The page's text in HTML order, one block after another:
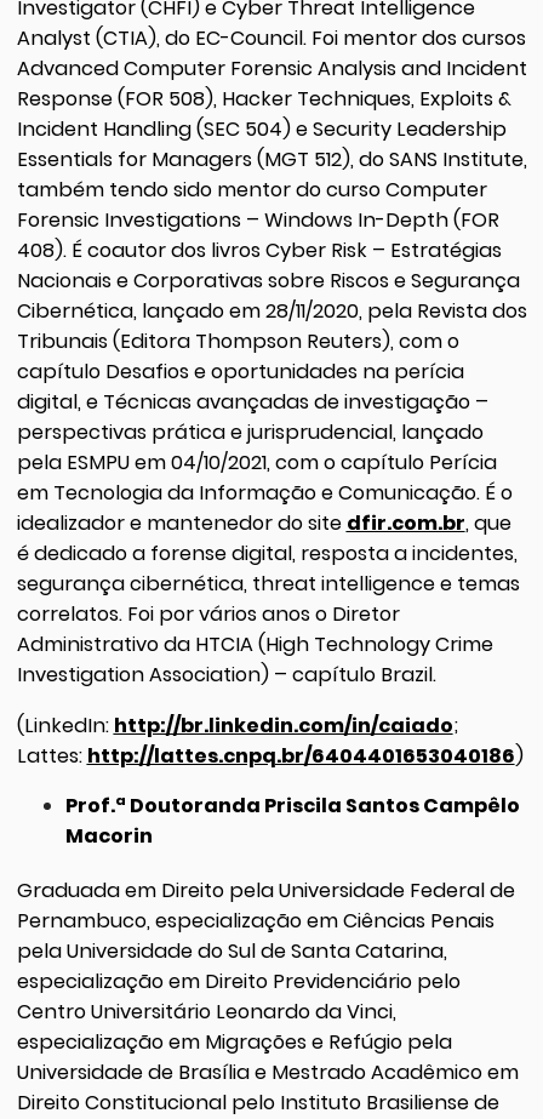
Investigator (CHFI) e Cyber Threat Intelligence
Analyst (CTIA), do EC-Council. Foi mentor dos cursos
Advanced Computer Forensic Analysis and Incident
Response (FOR 508), Hacker Techniques, Exploits &
Incident Handling (SEC 504) e Security Leadership
Essentials for Managers (MGT 512), do SANS Institute,
também tendo sido mentor do curso Computer
Forensic Investigations – Windows In-Depth (FOR
408). É coautor dos livros Cyber Risk – Estratégias
Nacionais e Corporativas sobre Riscos e Segurança
Cibernética, lançado em 28/11/2020, pela Revista dos
Tribunais (Editora Thompson Reuters), com o
capítulo Desafios e oportunidades na perícia
digital, e Técnicas avançadas de investigação –
perspectivas prática e jurisprudencial, lançado
pela ESMPU em 04/10/2021, com o capítulo Perícia
em Tecnologia da Informação e Comunicação. É o
idealizador e mantenedor do site dfir.com.br, que
é dedicado a forense digital, resposta a incidentes,
segurança cibernética, threat intelligence e temas
correlatos. Foi por vários anos o Diretor
Administrativo da HTCIA (High Technology Crime
Investigation Association) – capítulo Brazil.
(LinkedIn: http://br.linkedin.com/in/caiado;
Lattes: http://lattes.cnpq.br/6404401653040186)
Prof.ª Doutoranda Priscila Santos Campêlo
Macorin
Graduada em Direito pela Universidade Federal de
Pernambuco, especialização em Ciências Penais
pela Universidade do Sul de Santa Catarina,
especialização em Direito Previdenciário pelo
Centro Universitário Leonardo da Vinci,
especialização em Migrações e Refúgio pela
Universidade de Brasília e Mestrado Acadêmico em
Direito Constitucional pelo Instituto Brasiliense de